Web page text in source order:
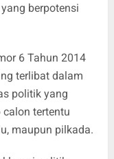
berpotensi
6 Tahun 2014
terlibat dalam
politik yang
tertentu
maupun pilkada.